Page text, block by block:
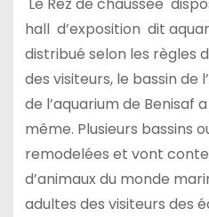
hall d’exposition dit
distribué selon les règles
des visiteurs, le bassin de
de l’aquarium de Benisaf
même. Plusieurs bassins
remodelées et vont
d’animaux du monde
adultes des visiteurs des